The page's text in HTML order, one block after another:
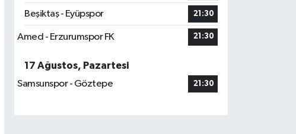
Beşiktaş - Eyüpspor 21:30
Amed - Erzurumspor FK 21:30
17 Ağustos, Pazartesi
Samsunspor - Göztepe
21:30